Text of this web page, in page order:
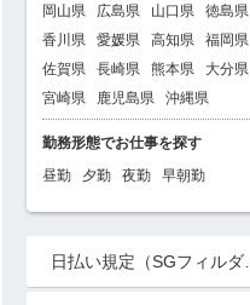
岡山県
広島県 山口県
徳島県
香川県
愛媛県 高知県
福岡県
佐賀県
長崎県 熊本県
大分県
宮崎県
鹿児島県 沖縄県
勤務形態でお仕事を探す
昼勤
夕勤 夜勤 早朝勤